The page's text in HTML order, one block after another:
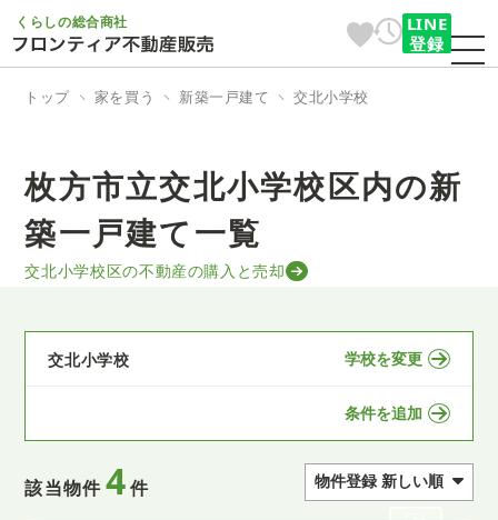
くらしの総合商社
LINE
登録
トップ 家を買う 新築一戸建て 交北小学校
枚方市立交北小学校区内の新
築一戸建て一覧
交北小学校区の不動産の購入と売却
交北小学校 学校を変更
条件を追加
該当物件4件